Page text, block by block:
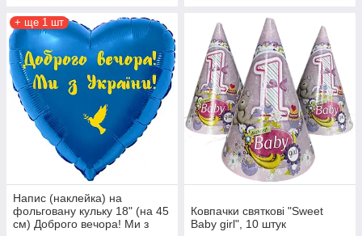
+ ще 1 шт
Напис (наклейка) на
фольговану кульку 18" (на 45
см) Доброго вечора! Ми з
Ковпачки святкові "Sweet
Baby girl", 10 штук